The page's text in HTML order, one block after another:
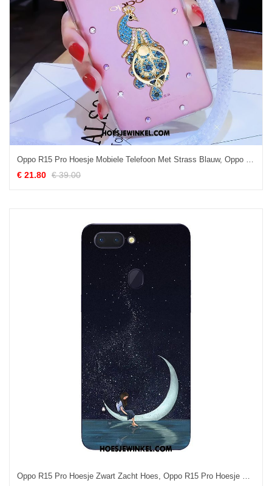
Oppo R15 Pro Hoesje Mobiele Telefoon Met Strass Blauw, Oppo R15 Pro Hoesje Zacht
€ 21.80 € 39.00
Oppo R15 Pro Hoesje Zwart Zacht Hoes, Oppo R15 Pro Hoesje Wind Bescherming